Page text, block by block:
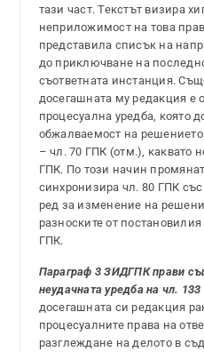
тази част. Текстът визира
неприложимост на това
представила списък на
до приключване на
съответната инстанция.
досегашната му редакция е
процесуална уредба, която
обжалваемост на решението
– чл. 70 ГПК (отм.), каквато
ГПК. По този начин
синхронизира чл. 80 ГПК
ред за изменение на
разноските от
ГПК.
Параграф 3 ЗИДГПК прави
неудачната уредба на чл.
досегашната си редакция
процесуалните права на
разглеждане на делото в